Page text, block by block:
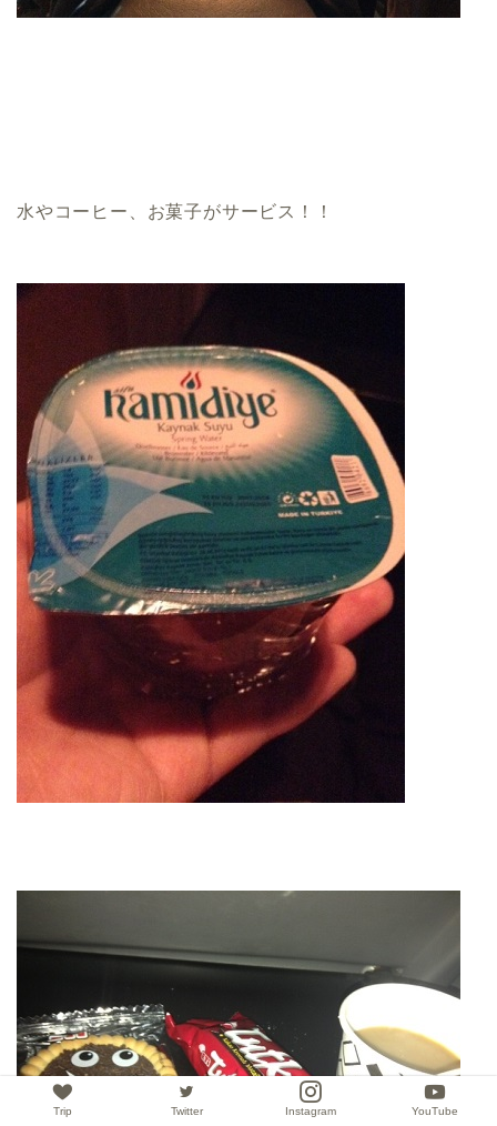
水やコーヒー、お菓子がサービス！！
Trip Twitter Instagram YouTube